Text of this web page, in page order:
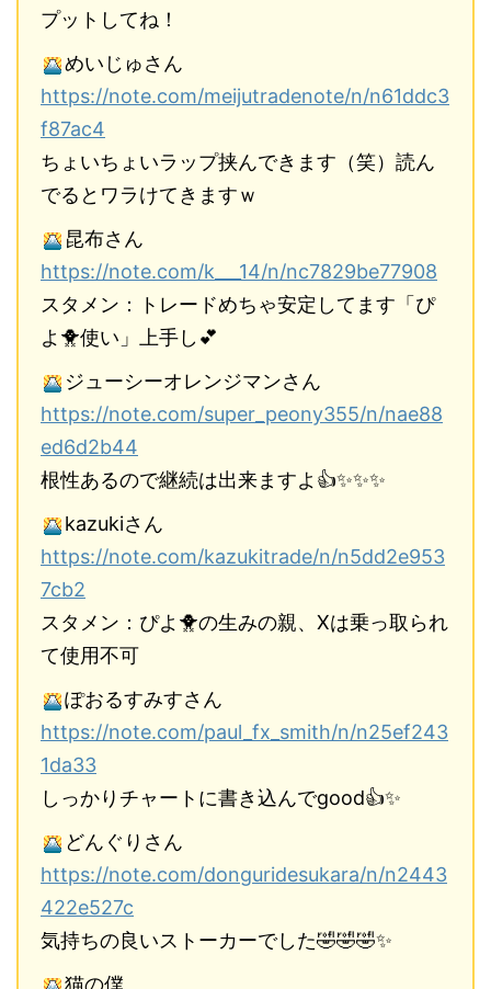
プットしてね！
めいじゅさん
https://note.com/meijutradenote/n/n61ddc3
f87ac4
ちょいちょいラップ挟んできます（笑）読ん
でるとワラけてきますｗ
昆布さん
https://note.com/k___14/n/nc7829be77908
スタメン：トレードめちゃ安定してます「ぴ
よ🐥使い」上手し💕
ジューシーオレンジマンさん
https://note.com/super_peony355/n/nae88
ed6d2b44
根性あるので継続は出来ますよ👍✨✨✨
kazukiさん
https://note.com/kazukitrade/n/n5dd2e953
7cb2
スタメン：ぴよ🐥の生みの親、Xは乗っ取られ
て使用不可
ぽおるすみすさん
https://note.com/paul_fx_smith/n/n25ef243
1da33
しっかりチャートに書き込んでgood👍✨
どんぐりさん
https://note.com/donguridesukara/n/n2443
422e527c
気持ちの良いストーカーでした🤣🤣🤣✨